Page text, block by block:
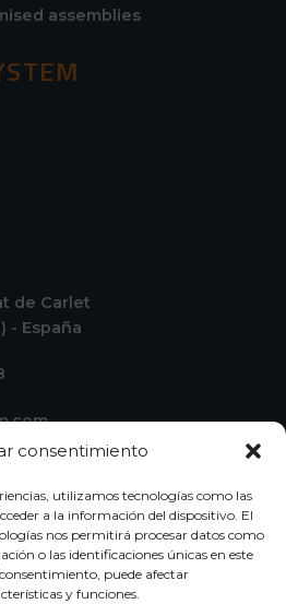
consentimiento
utilizamos tecnologías como las
a la información del dispositivo. El
nos permitirá procesar datos como
o las identificaciones únicas en este
puede afectar
y funciones.
assemblies
de Carlet
- España